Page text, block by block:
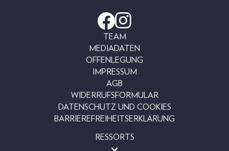
TEAM
MEDIADATEN
OFFENLEGUNG
IMPRESSUM
AGB
WIDERRUFSFORMULAR
DATENSCHUTZ UND COOKIES
BARRIEREFREIHEITSERKLÄRUNG
RESSORTS